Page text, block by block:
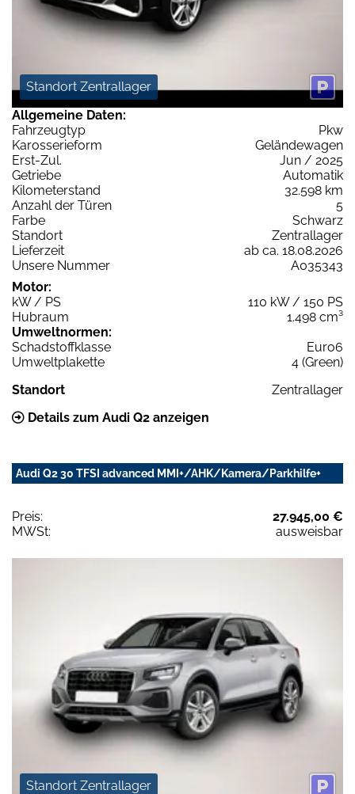
Standort Zentrallager
Allgemeine Daten:
Fahrzeugtyp
Pkw
Karosserieform
Geländewagen
Erst-Zul.
Jun / 2025
Getriebe
Automatik
Kilometerstand
32.598 km
Anzahl der Türen
5
Farbe
Schwarz
Standort
Zentrallager
Lieferzeit
ab ca. 18.08.2026
Unsere Nummer
A035343
Motor:
kW / PS
110 kW / 150 PS
Hubraum
1.498 cm³
Umweltnormen:
Schadstoffklasse
Euro6
Umweltplakette
4 (Green)
Standort
Zentrallager
Details zum Audi Q2 anzeigen
Audi Q2 30 TFSI advanced MMI+/AHK/Kamera/Parkhilfe+
Preis:
27.945,00 €
MWSt:
ausweisbar
Standort Zentrallager